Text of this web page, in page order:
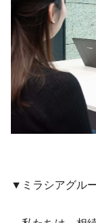
▼ミラシアグル